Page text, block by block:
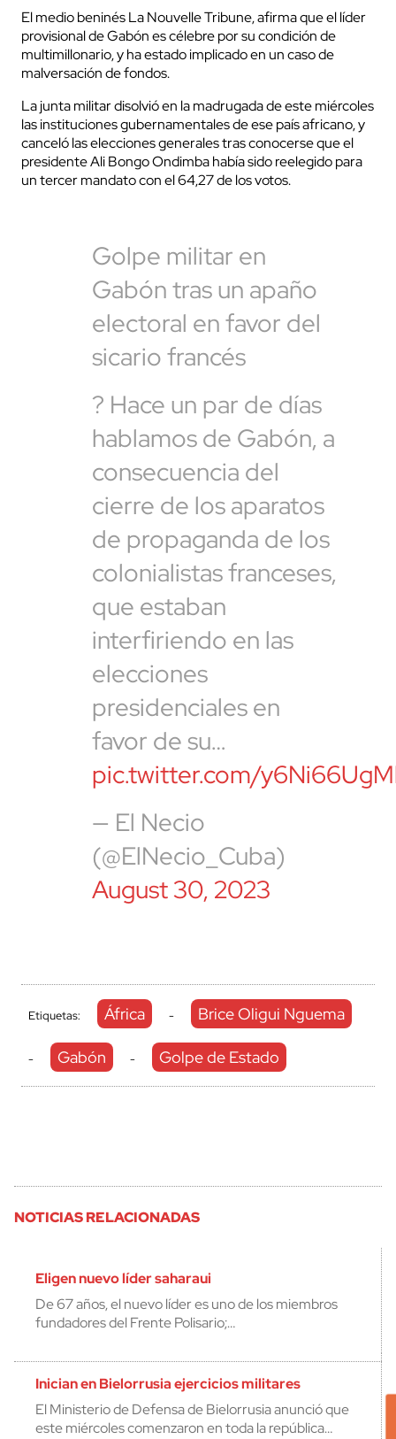
El medio beninés La Nouvelle Tribune, afirma que el líder
provisional de Gabón es célebre por su condición de
multimillonario, y ha estado implicado en un caso de
malversación de fondos.
La junta militar disolvió en la madrugada de este miércoles
las instituciones gubernamentales de ese país africano, y
canceló las elecciones generales tras conocerse que el
presidente Ali Bongo Ondimba había sido reelegido para
un tercer mandato con el 64,27 de los votos.
Golpe militar en
Gabón tras un apaño
electoral en favor del
sicario francés
? Hace un par de días
hablamos de Gabón, a
consecuencia del
cierre de los aparatos
de propaganda de los
colonialistas franceses,
que estaban
interfiriendo en las
elecciones
presidenciales en
favor de su…
pic.twitter.com/
— El Necio
(@ElNecio_Cuba)
August 30, 2023
Etiquetas: África - Brice Oligui Nguema
- Gabón - Golpe de Estado
NOTICIAS RELACIONADAS
Eligen nuevo líder saharaui
De 67 años, el nuevo líder es uno de los miembros
fundadores del Frente Polisario;…
Inician en Bielorrusia ejercicios militares
El Ministerio de Defensa de Bielorrusia anunció que
este miércoles comenzaron en toda la república…